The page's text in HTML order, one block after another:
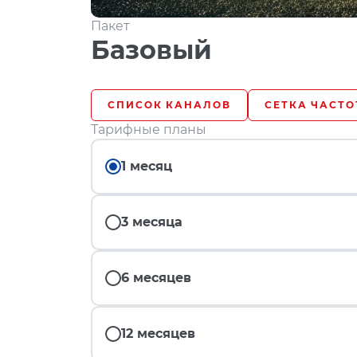
Пакет
Базовый
СПИСОК КАНАЛОВ СЕТКА
Тарифные планы
1 месяц
3 месяца
6 месяцев
12 месяцев